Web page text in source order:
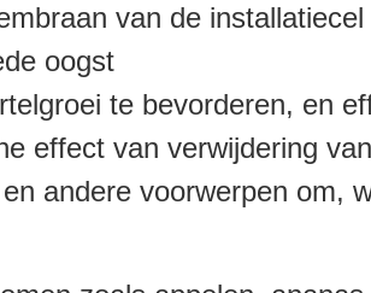
van de
oogst
te bevorderen, en
effect van verwijdering
andere voorwerpen om,